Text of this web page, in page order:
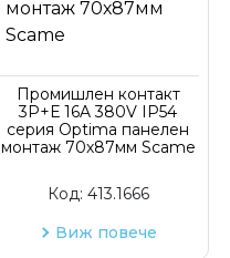
Промишлен контакт
3P+Е 16A 380V IP54
серия Optima панелен
монтаж 70х87мм Scame
Код: 413.1666
Виж повече